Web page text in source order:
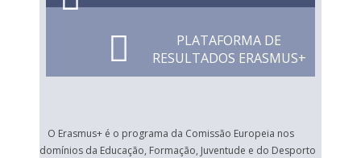
PLATAFORMA DE
RESULTADOS ERASMUS+
O Erasmus+ é o programa da Comissão Europeia nos
domínios da Educação, Formação, Juventude e do Desporto